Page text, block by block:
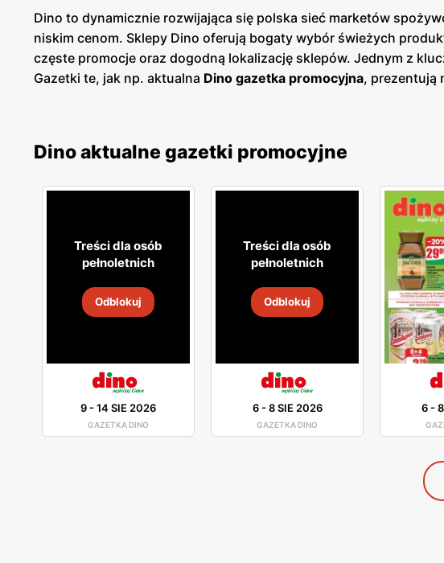
Dino to dynamicznie rozwijająca się polska sieć marketów
niskim cenom. Sklepy Dino oferują bogaty wybór świeżych
częste promocje oraz dogodną lokalizację sklepów. Jednym z
Gazetki te, jak np. aktualna Dino gazetka promocyjna, prezentują
planować swoje zakupy i korzystać z wyjątkowych okazji
które umożliwiają dodatkowe oszczędności przy regularnych
blisko domu. Firma stawia na wysoką jakość obsługi oraz
jakość, świeżość i niskie ceny idą w parze, oferując szeroki
Dino aktualne gazetki promocyjne
Treści dla osób
pełnoletnich
Odblokuj
9-14 SIE 2026
GAZETKA DINO
Treści dla osób
pełnoletnich
Odblokuj
6-8 SIE 2026
GAZETKA DINO
6-